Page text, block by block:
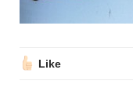
Like